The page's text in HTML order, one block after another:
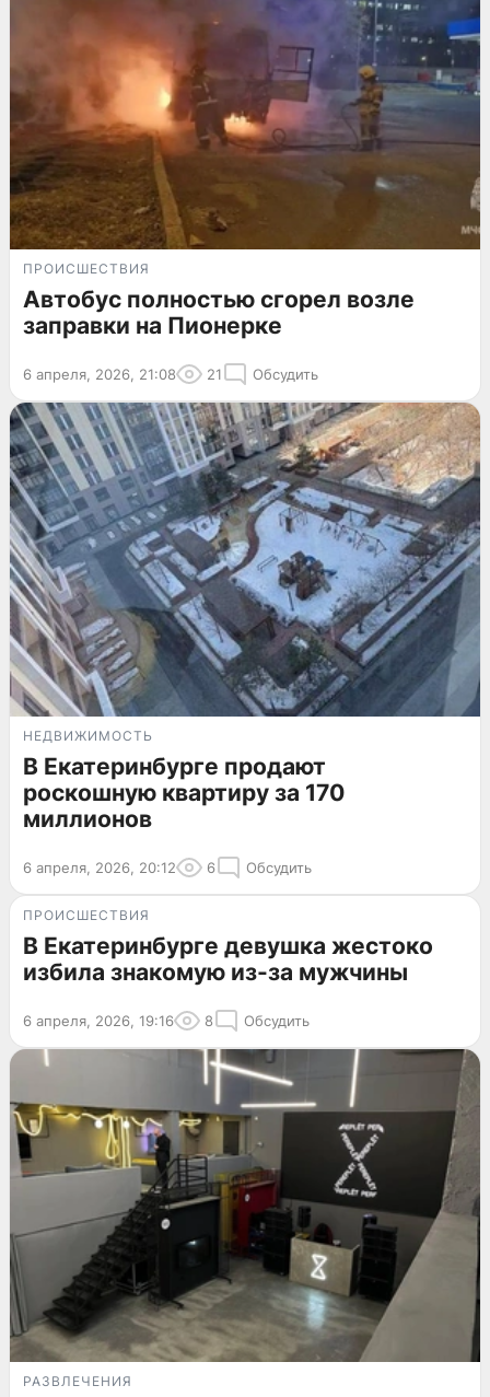
ПРОИСШЕСТВИЯ
Автобус полностью сгорел возле
заправки на Пионерке
6 апреля, 2026, 21:08 21 Обсудить
НЕДВИЖИМОСТЬ
В Екатеринбурге продают
роскошную квартиру за 170
миллионов
6 апреля, 2026, 20:12 6 Обсудить
ПРОИСШЕСТВИЯ
В Екатеринбурге девушка жестоко
избила знакомую из-за мужчины
6 апреля, 2026, 19:16 8 Обсудить
РАЗВЛЕЧЕНИЯ